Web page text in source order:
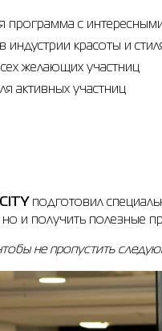
программа с
индустрии красоты и
желающих участниц
активных участниц
подготовил
и получить полезные
не пропустить